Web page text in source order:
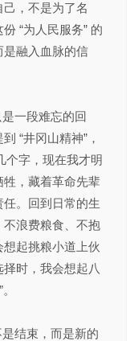
，不是为了名
“为人民服务” 的
融入血脉的信
一段难忘的回
“井冈山精神”，
个字，现在我才明
，藏着革命先辈
。回到日常的生
浪费粮食、不抱
起挑粮小道上伙
时，我会想起八
结束，而是新的